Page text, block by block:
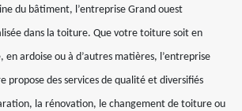
du bâtiment, l’entreprise Grand ouest
dans la toiture. Que votre toiture soit en
ardoise ou à d’autres matières, l’entreprise
propose des services de qualité et diversifiés
la rénovation, le changement de toiture ou